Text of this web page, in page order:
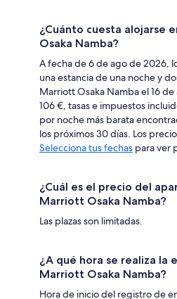
¿Cuánto cuesta alojarse
Osaka Namba?
A fecha de 6 de ago de 2026,
una estancia de una noche y
Marriott Osaka Namba el 16
106 €, tasas e impuestos
por noche más barata
los próximos 30 días. Los
Selecciona tus fechas para ver
¿Cuál es el precio del
Marriott Osaka Namba?
Las plazas son limitadas.
¿A qué hora se realiza la
Marriott Osaka Namba?
Hora de inicio del registro de